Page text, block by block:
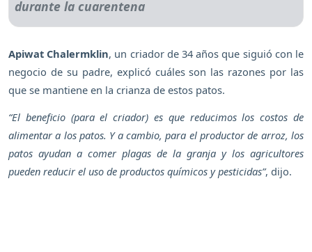
Apiwat Chalermklin, un criador de 34 años que siguió con le
negocio de su padre, explicó cuáles son las razones por las
que se mantiene en la crianza de estos patos.
“El beneficio (para el criador) es que reducimos los costos de
alimentar a los patos. Y a cambio, para el productor de arroz, los
patos ayudan a comer plagas de la granja y los agricultores
pueden reducir el uso de productos químicos y pesticidas”, dijo.